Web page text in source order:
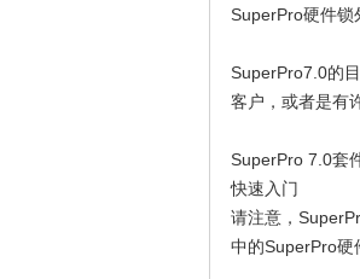
SuperPro硬件锁
SuperPro7.0的
客户，或者是有
SuperPro 7.0套
快速入门
请注意，
中的SuperPro硬